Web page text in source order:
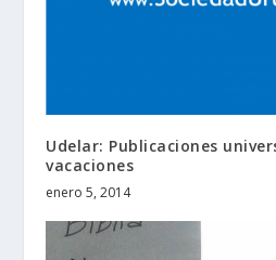
Udelar: Publicaciones
vacaciones
enero 5, 2014